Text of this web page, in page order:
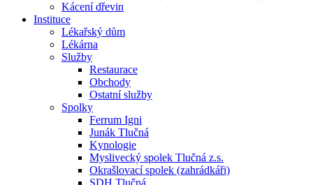
Kácení dřevin
Instituce
Lékařský dům
Lékárna
Služby
Restaurace
Obchody
Ostatní služby
Spolky
Ferrum Igni
Junák Tlučná
Kynologie
Myslivecký spolek Tlučná z.s.
Okrašlovací spolek (zahrádkáři)
SDH Tlučná